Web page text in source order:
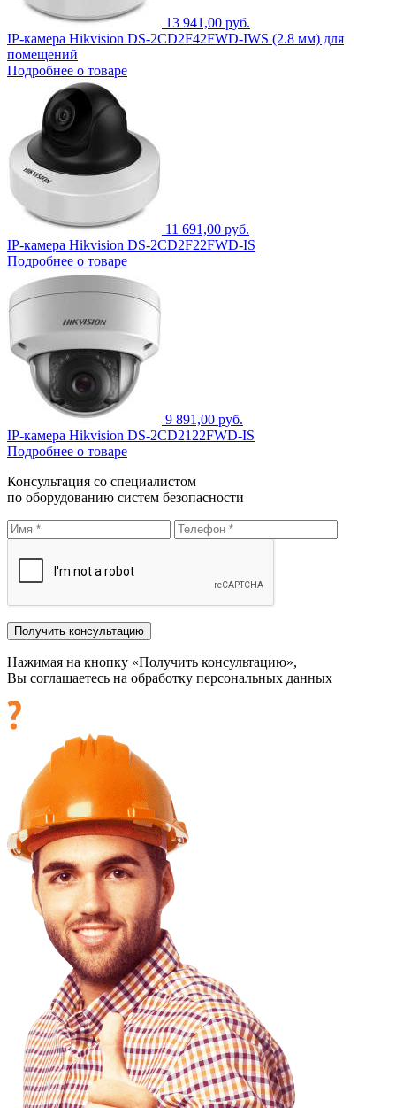
13 941,00 руб.
IP-камера Hikvision DS-2CD2F42FWD-IWS (2.8 мм) для
помещений
Подробнее о товаре
11 691,00 руб.
IP-камера Hikvision DS-2CD2F22FWD-IS
Подробнее о товаре
9 891,00 руб.
IP-камера Hikvision DS-2CD2122FWD-IS
Подробнее о товаре
Консультация со специалистом
по оборудованию систем безопасности
Нажимая на кнопку «Получить консультацию»,
Вы соглашаетесь на обработку персональных данных